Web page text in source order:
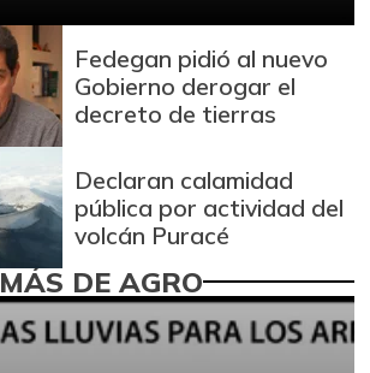
Fedegan pidió al nuevo
Gobierno derogar el
decreto de tierras
Declaran calamidad
pública por actividad del
volcán Puracé
MÁS DE AGRO